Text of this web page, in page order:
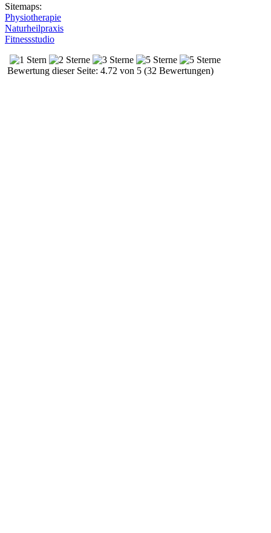
Sitemaps:
Physiotherapie
Naturheilpraxis
Fitnessstudio
Bewertung dieser Seite: 4.72 von 5 (32 Bewertungen)